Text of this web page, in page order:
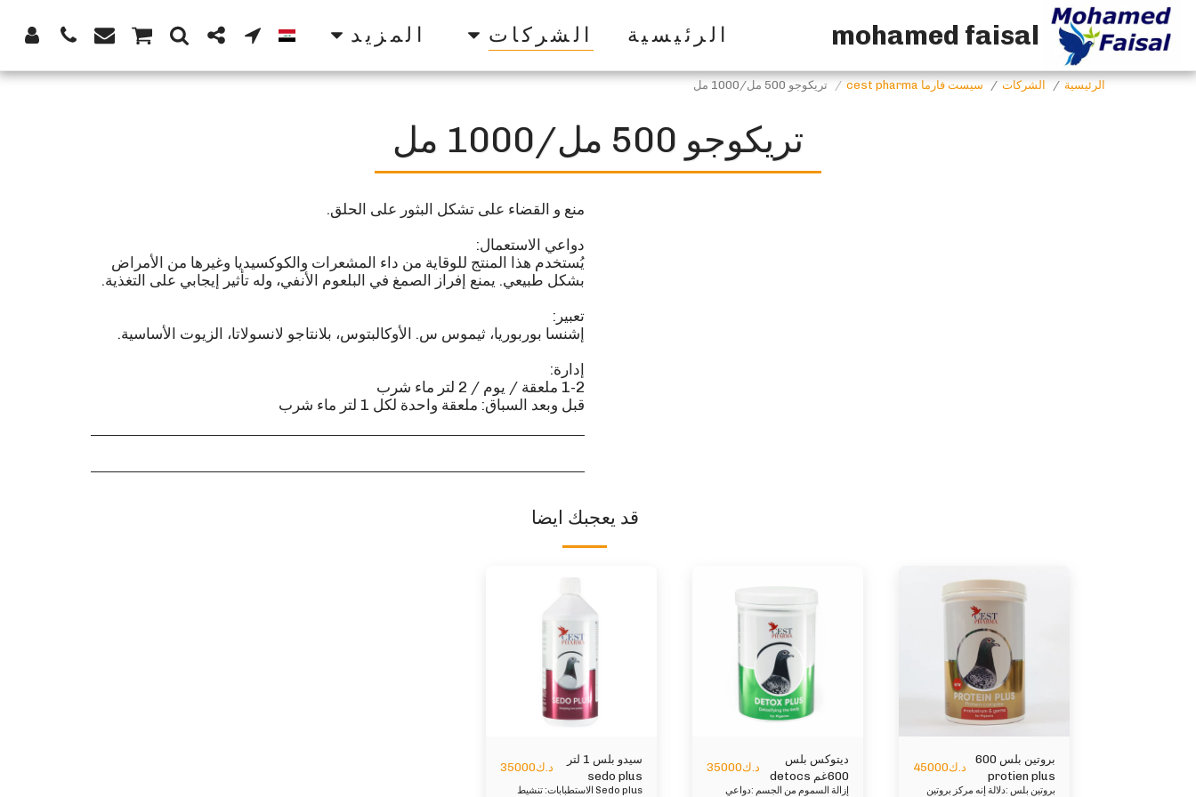
mohamed faisal الرئيسية الشركات المزيد
الرئيسية الشركات سيست فارما cest pharma تريكوجو 500 مل/1000 مل
تريكوجو 500 مل/1000 مل
يُستخدم هذا المنتج للوقاية من داء المشعرات والكوكسيديا وغيرها من الأمراض
قبل وبعد السباق: ملعقة واحدة لكل 1 لتر ماء شرب
قد يعجبك ايضا
بروتين بلس 600
protien plus
د.ك45000
بروتين بلس :دلالة إنه مركز بروتين
ديتوكس بلس
600غم detocs
plus
د.ك35000
إزالة السموم من الجسم :دواعي
سيدو بلس 1 لتر
sedo plus
د.ك35000
Sedo plus الاستطبابات: تنشيط